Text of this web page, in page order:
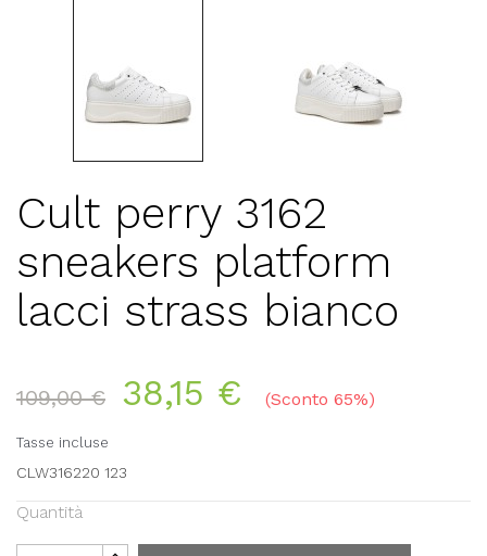
Cult perry 3162
sneakers platform
lacci strass bianco
109,00 € 38,15 € Sconto 65%
Tasse incluse
CLW316220 123
Quantità